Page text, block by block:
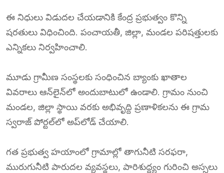
ఈ నిధులు విడుదల చేయడానికి కేంద్ర ప్రభుత్వం కొన్ని
షరతులు విధించింది. పంచాయతీ, జిల్లా, మండల పరిషత్తులకు
ఎన్నికలు నిర్వహించాలి.
మూడు గ్రామీణ సంస్థలకు సంధించిన బ్యాంకు ఖాతాల
వివరాలు ఆన్‌లైన్‌లో అందుబాటులో ఉండాలి. గ్రామం నుంచి
మండల, జిల్లా స్థాయి వరకు అభివృద్ది ప్రణాళికలను ఈ గ్రామ
స్వరాజ్ పోర్టల్‌లో అప్‌లోడ్ చేయాలి.
గత ప్రభుత్వ హయాంలో గ్రామాల్లో తాగునీటి సరఫరా,
మురుగునీటి పారుదల వ్యవస్థలు, పారిశుద్ధ్యం గురించి అస్సలు